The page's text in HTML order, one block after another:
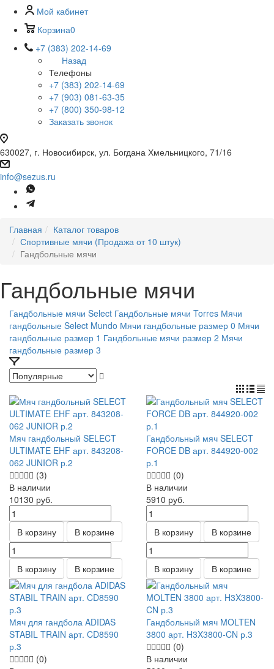
Мой кабинет
Корзина0
+7 (383) 202-14-69
Назад
Телефоны
+7 (383) 202-14-69
+7 (903) 081-63-35
+7 (800) 350-98-12
Заказать звонок
630027, г. Новосибирск, ул. Богдана Хмельницкого, 71/16
info@sezus.ru
Главная
Каталог товаров
Спортивные мячи (Продажа от 10 штук)
Гандбольные мячи
Гандбольные мячи
Гандбольные мячи Select Гандбольные мячи Torres Мячи
гандбольные Select Mundo Мячи гандбольные размер 0 Мячи
гандбольные размер 1 Гандбольные мячи размер 2 Мячи
гандбольные размер 3
Мяч гандбольный SELECT
ULTIMATE EHF арт. 843208-
062 JUNIOR р.2
(3)
В наличии
10130 руб.
В корзину В корзине
В корзину В корзине
Гандбольный мяч SELECT
FORCE DB арт. 844920-002
р.1
(0)
В наличии
5910 руб.
В корзину В корзине
В корзину В корзине
Мяч для гандбола ADIDAS
STABIL TRAIN арт. CD8590
р.3
(0)
Гандбольный мяч MOLTEN
3800 арт. H3X3800-CN р.3
(0)
В наличии